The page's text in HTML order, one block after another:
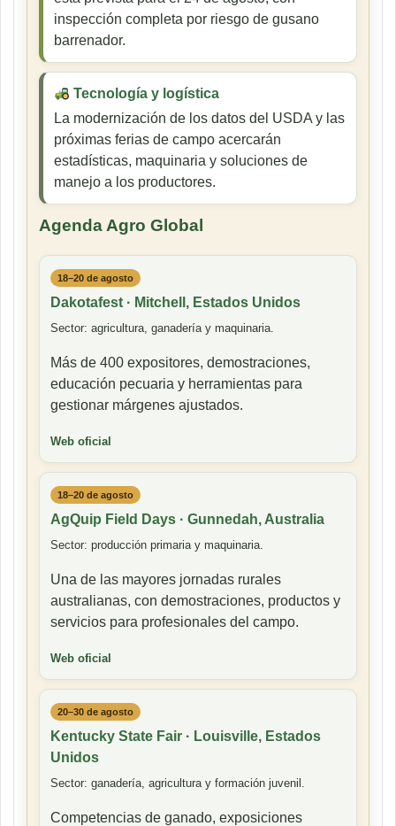
inspección completa por riesgo de gusano
barrenador.
Tecnología y logística
La modernización de los datos del USDA y las
próximas ferias de campo acercarán
estadísticas, maquinaria y soluciones de
manejo a los productores.
Agenda Agro Global
18–20 de agosto
Dakotafest · Mitchell, Estados Unidos
Sector: agricultura, ganadería y maquinaria.
Más de 400 expositores, demostraciones,
educación pecuaria y herramientas para
gestionar márgenes ajustados.
Web oficial
18–20 de agosto
AgQuip Field Days · Gunnedah, Australia
Sector: producción primaria y maquinaria.
Una de las mayores jornadas rurales
australianas, con demostraciones, productos y
servicios para profesionales del campo.
Web oficial
20–30 de agosto
Kentucky State Fair · Louisville, Estados
Unidos
Sector: ganadería, agricultura y formación juvenil.
Competencias de ganado, exposiciones